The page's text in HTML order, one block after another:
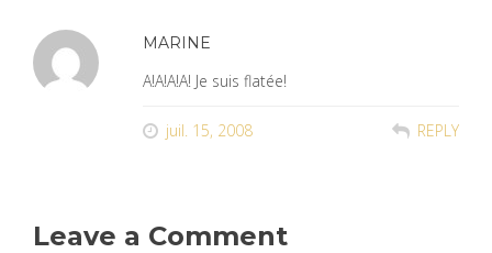
MARINE
A!A!A!A! Je suis flatée!
juil. 15, 2008 REPLY
Leave a Comment